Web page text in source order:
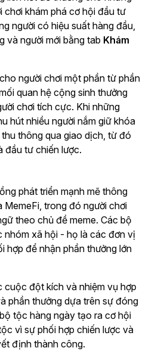
chơi khám phá cơ hội đầu tư
người có hiệu suất hàng đầu,
và người mới bằng tab Khám
người chơi một phần từ phần
quan hệ cộng sinh thưởng
chơi tích cực. Khi những
hút nhiều người nắm giữ khóa
thông qua giao dịch, từ đó
đầu tư chiến lược.
phát triển mạnh mẽ thông
trong đó người chơi
theo chủ đề meme. Các bộ
xã hội - họ là các đơn vị
hợp để nhận phần thưởng lớn
cuộc đột kích và nhiệm vụ hợp
phần thưởng dựa trên sự đóng
tộc hàng ngày tạo ra cơ hội
vì sự phối hợp chiến lược và
định thành công.